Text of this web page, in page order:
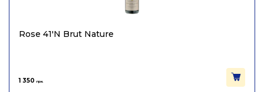
Rose 41'N Brut Nature
1 350 грн.